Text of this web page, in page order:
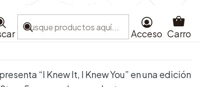
Acceso Carro
“I Knew It, I Knew You” en una edición